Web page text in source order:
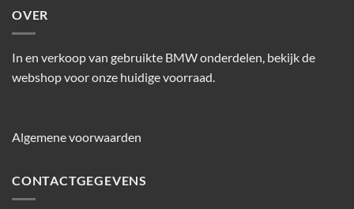
OVER
In en verkoop van gebruikte BMW onderdelen, bekijk de
webshop voor onze huidige voorraad.
Algemene voorwaarden
CONTACTGEGEVENS